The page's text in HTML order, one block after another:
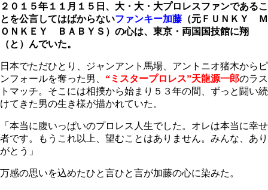
２０１５年１１月１５日、大・大・大プロレスファンであるこ
とを公言してはばからないファンキー加藤 （元ＦＵＮＫＹ Ｍ
ＯＮＫＥＹ ＢＡＢＹＳ） の心は、東京・両国国技館に翔
（と）んでいた。
日本でただひとり、ジャンアント馬場、アントニオ猪木からピ
ンフォールを奪った男、 “ミスタープロレス”天龍源一郎のラス
トマッチ。そこには相撲から始まり５３年の間、ずっと闘い続
けてきた男の生き様が描かれていた。
「本当に腹いっぱいのプロレス人生でした。オレは本当に幸せ
者です。もうこれ以上、望むことはありません。みんな、あり
がとう」
万感の思いを込めたひと言ひと言が加藤の心に染みた。